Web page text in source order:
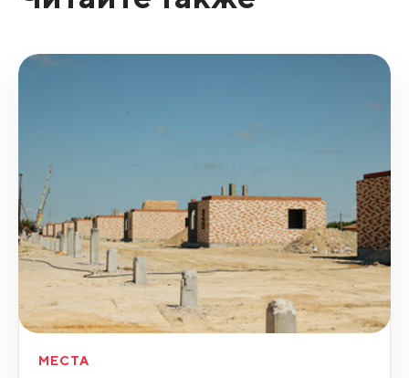
МЕСТА